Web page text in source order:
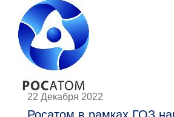
22 Декабря 2022